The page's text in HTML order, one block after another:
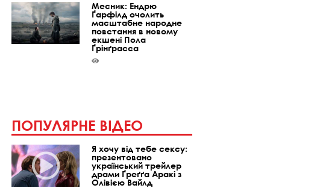
Месник: Ендрю
Ґарфілд очолить
масштабне народне
повстання в новому
екшені Пола
Ґрінґрасса
ПОПУЛЯРНЕ ВІДЕО
Я хочу від тебе сексу:
презентовано
український трейлер
драми Ґреґґа Аракі з
Олівією Вайлд